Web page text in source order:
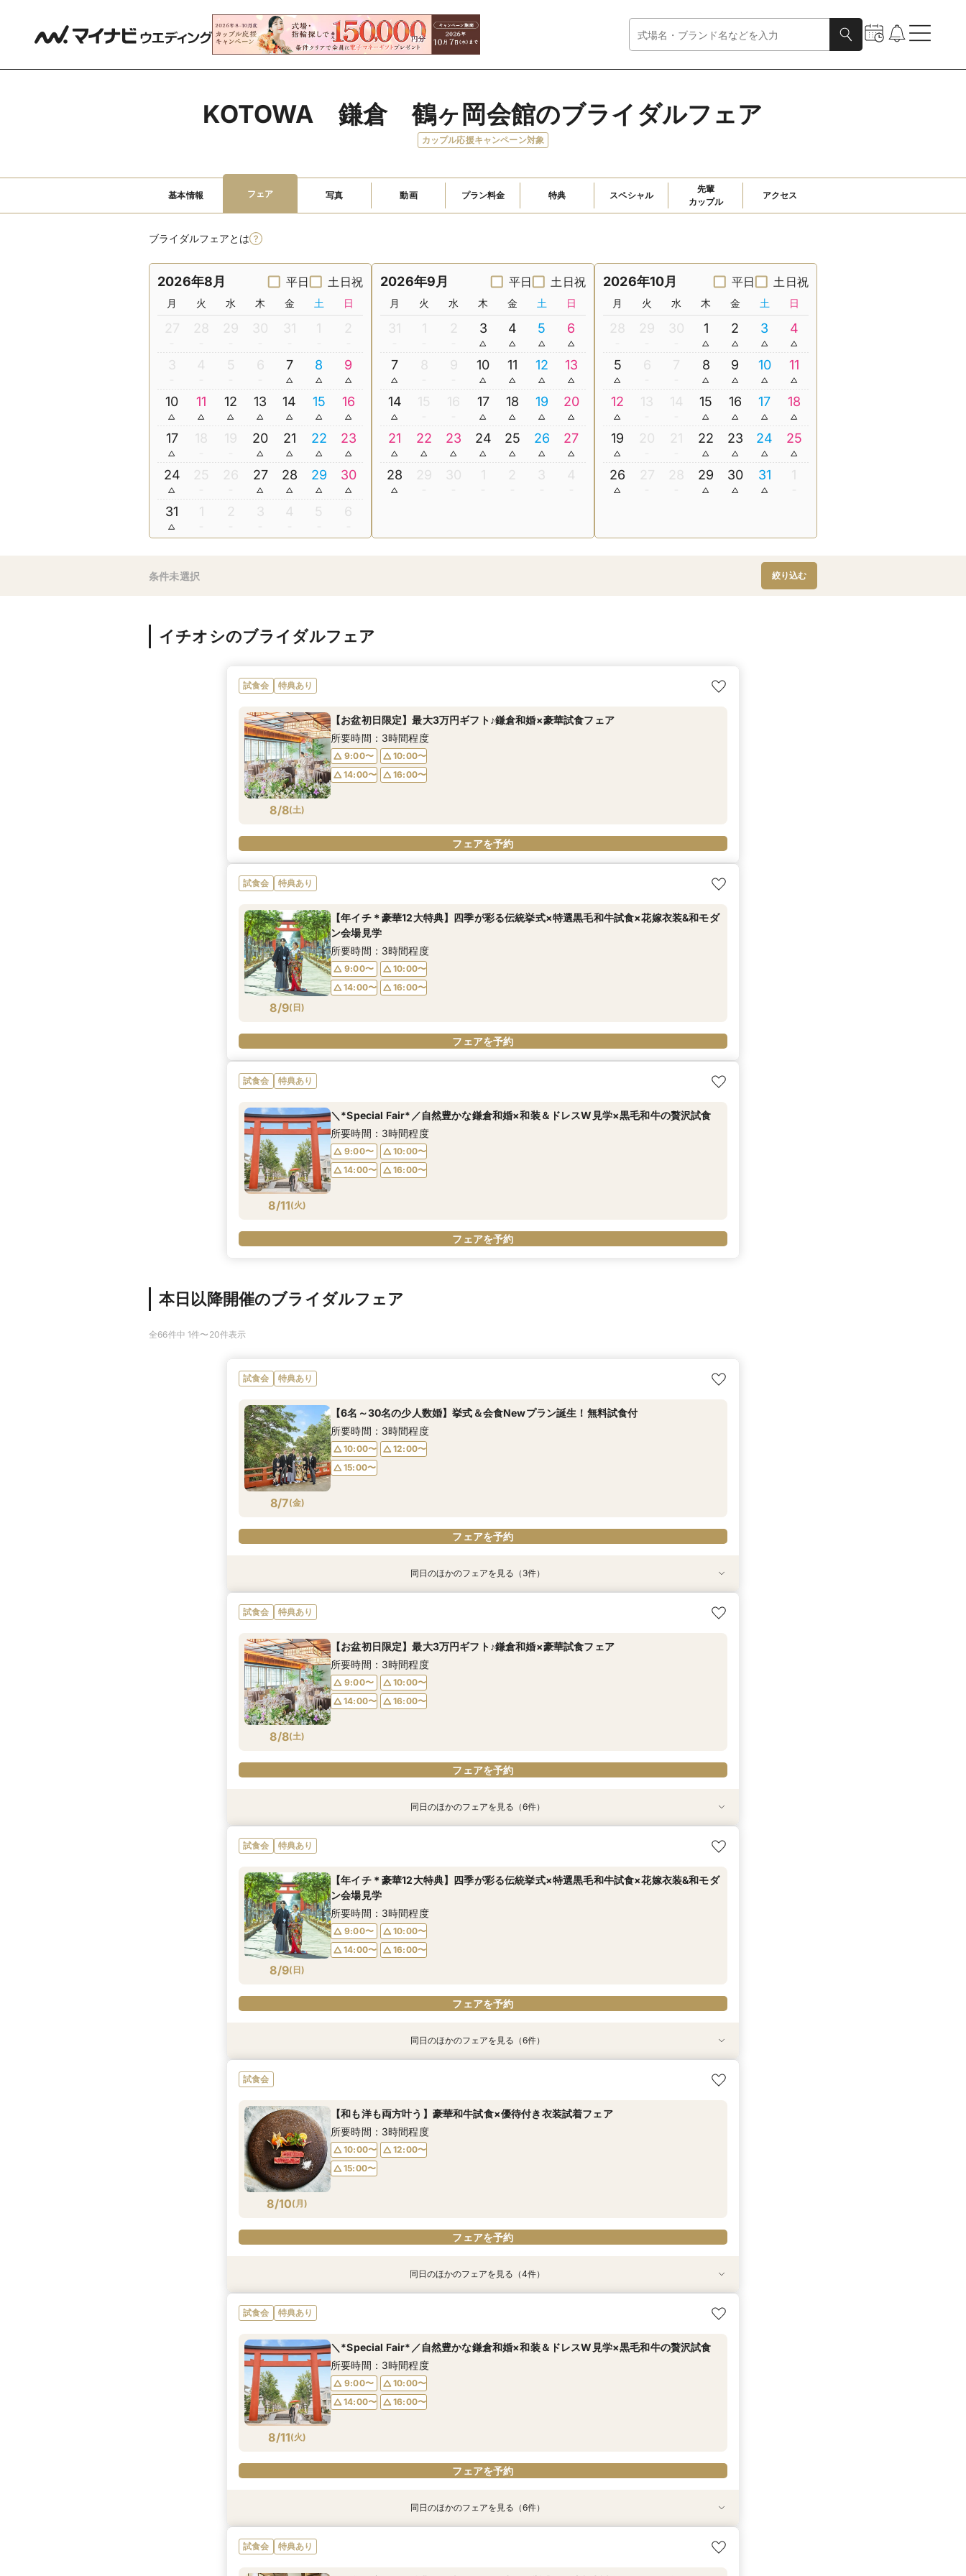
KOTOWA　鎌倉　鶴ヶ岡会館のブライダルフェア
カップル応援キャンペーン対象
基本情報 フェア 写真 動画 プラン料金 特典 スペシャル
先輩
カップル
アクセス
ブライダルフェアとは
2026年8月 平日 土日祝
月 火 水 木 金 土 日
27 28 29 30 31 1 2
3 4 5 6 7 8 9
10 11 12 13 14 15 16
17 18 19 20 21 22 23
24 25 26 27 28 29 30
31 1 2 3 4 5 6
2026年9月 平日 土日祝
月 火 水 木 金 土 日
31 1 2 3 4 5 6
7 8 9 10 11 12 13
14 15 16 17 18 19 20
21 22 23 24 25 26 27
28 29 30 1 2 3 4
2026年10月 平日 土日祝
月 火 水 木 金 土 日
28 29 30 1 2 3 4
5 6 7 8 9 10 11
12 13 14 15 16 17 18
19 20 21 22 23 24 25
26 27 28 29 30 31 1
条件未選択 絞り込む
イチオシのブライダルフェア
試食会 特典あり
8/8(土)
【お盆初日限定】最大3万円ギフト♪鎌倉和婚×豪華試食フェア
所要時間：3時間程度
9:00〜
10:00〜
14:00〜
16:00〜
フェアを予約
試食会 特典あり
8/9( 日)
【年イチ＊豪華12大特典】四季が彩る伝統挙式×特選黒毛和牛試食×花嫁衣装&和モダ
ン会場見学
所要時間：3時間程度
9:00〜
10:00〜
14:00〜
16:00〜
フェアを予約
試食会 特典あり
8/11(火)
＼*Special Fair*／自然豊かな鎌倉和婚×和装＆ドレスW見学×黒毛和牛の贅沢試食
所要時間：3時間程度
9:00〜
10:00〜
14:00〜
16:00〜
フェアを予約
本日以降開催のブライダルフェア
全66件中 1件〜20件表示
試食会 特典あり
8/7(金)
【6名～30名の少人数婚】挙式＆会食Newプラン誕生！無料試食付
所要時間：3時間程度
10:00〜
12:00〜
15:00〜
フェアを予約
8/7(金)
10:00〜
12:00〜
15:00〜
8/7(金)
10:00〜
12:00〜
15:00〜
17:00〜
8/7(金)
10:00〜
12:00〜
15:00〜
同日のほかのフェアを見る（3件）
試食会 特典あり
8/8(土)
【お盆初日限定】最大3万円ギフト♪鎌倉和婚×豪華試食フェア
所要時間：3時間程度
9:00〜
10:00〜
14:00〜
16:00〜
フェアを予約
8/8(土)
9:00〜
10:00〜
14:00〜
8/8(土)
9:00〜
10:00〜
14:00〜
8/8(土)
9:00〜
10:00〜
14:00〜
8/8(土)
9:00〜
10:00〜
14:00〜
8/8(土)
9:00〜
10:00〜
14:00〜
8/8(土)
9:30〜
10:00〜
14:00〜
同日のほかのフェアを見る（6件）
試食会 特典あり
8/9( 日)
【年イチ＊豪華12大特典】四季が彩る伝統挙式×特選黒毛和牛試食×花嫁衣装&和モダ
ン会場見学
所要時間：3時間程度
9:00〜
10:00〜
14:00〜
16:00〜
フェアを予約
8/9(日)
9:00〜
10:00〜
14:00〜
16:00〜
8/9(日)
9:00〜
10:00〜
14:00〜
16:00〜
8/9(日)
9:00〜
10:00〜
14:00〜
16:00〜
8/9(日)
9:00〜
10:00〜
14:00〜
16:00〜
8/9(日)
9:00〜
10:00〜
14:00〜
16:00〜
8/9(日)
9:30〜
10:00〜
14:00〜
16:00〜
同日のほかのフェアを見る（6件）
試食会
8/10( 月)
【和も洋も両方叶う】豪華和牛試食×優待付き衣装試着フェア
所要時間：3時間程度
10:00〜
12:00〜
15:00〜
フェアを予約
8/10(月)
10:00〜
12:00〜
15:00〜
17:00〜
8/10(月)
10:00〜
12:00〜
15:00〜
8/10(月)
10:00〜
12:00〜
15:00〜
17:00〜
8/10(月)
10:00〜
12:00〜
15:00〜
同日のほかのフェアを見る（4件）
試食会 特典あり
8/11(火)
＼*Special Fair*／自然豊かな鎌倉和婚×和装＆ドレスW見学×黒毛和牛の贅沢試食
所要時間：3時間程度
9:00〜
10:00〜
14:00〜
16:00〜
フェアを予約
同日のほかのフェアを見る（6件）
試食会 特典あり